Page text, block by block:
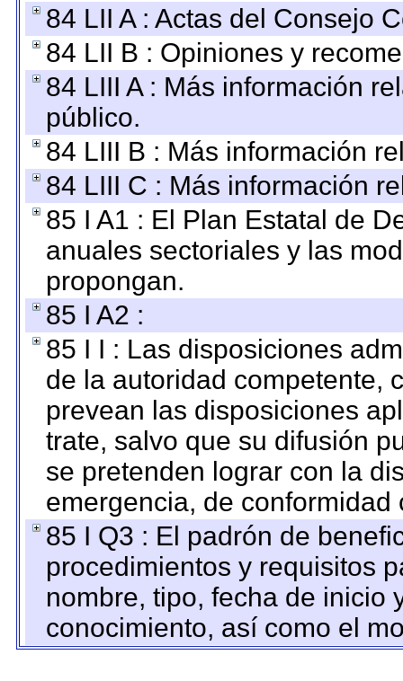
84 LII A : Actas del Consejo
84 LII B : Opiniones y
84 LIII A : Más información
público.
84 LIII B : Más información
84 LIII C : Más información
85 I A1 : El Plan Estatal de
anuales sectoriales y las
propongan.
85 I A2 :
85 I I : Las disposiciones
de la autoridad competente,
prevean las disposiciones
trate, salvo que su difusión
se pretenden lograr con la
emergencia, de
85 I Q3 : El padrón de
procedimientos y requisitos
nombre, tipo, fecha de inicio
conocimiento, así como el